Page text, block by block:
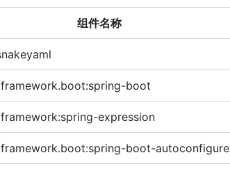
组件名称
boot
expression
boot-autoconfigure